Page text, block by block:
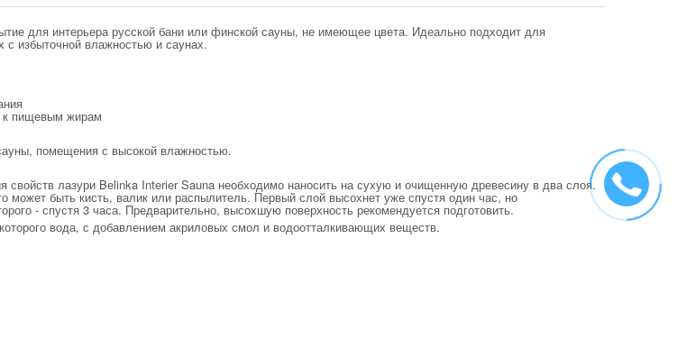
для интерьера русской бани или финской сауны, не имеющее цвета. Идеально подходит для
с избыточной влажностью и саунах.
к пищевым жирам
помещения с высокой влажностью.
свойств лазури Belinka Interier Sauna необходимо наносить на сухую и очищенную древесину в два слоя.
может быть кисть, валик или распылитель. Первый слой высохнет уже спустя один час, но
- спустя 3 часа. Предварительно, высохшую поверхность рекомендуется подготовить.
вода, с добавлением акриловых смол и водоотталкивающих веществ.